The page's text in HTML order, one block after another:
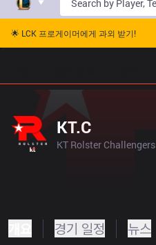
🌟 LCK 프로게이머에게 과외 받기!
KT.C
KT Rolster Challengers
경기 일정 뉴스